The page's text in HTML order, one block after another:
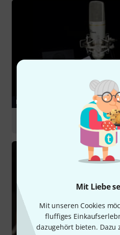
Mit Liebe
Mit unseren Cookies
fluffiges
dazugehört bieten. Dazu
RATGEBER